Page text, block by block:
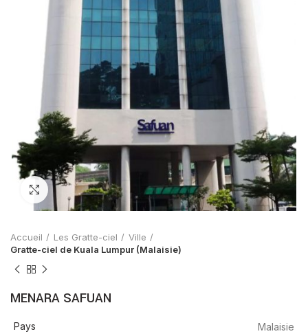
Zoom
Accueil Les Gratte-ciel
Ville
Gratte-ciel de Kuala Lumpur (Malaisie)
MENARA SAFUAN
Pays
Malaisie